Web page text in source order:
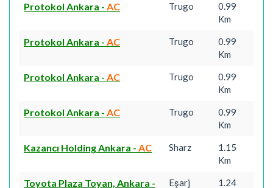
Protokol Ankara - AC Trugo
0.99
Km
Protokol Ankara - AC Trugo
0.99
Km
Protokol Ankara - AC Trugo
0.99
Km
Protokol Ankara - AC Trugo
0.99
Km
Kazancı Holding Ankara - AC Sharz
1.15
Km
Toyota Plaza Toyan, Ankara -
Eşarj
1.24